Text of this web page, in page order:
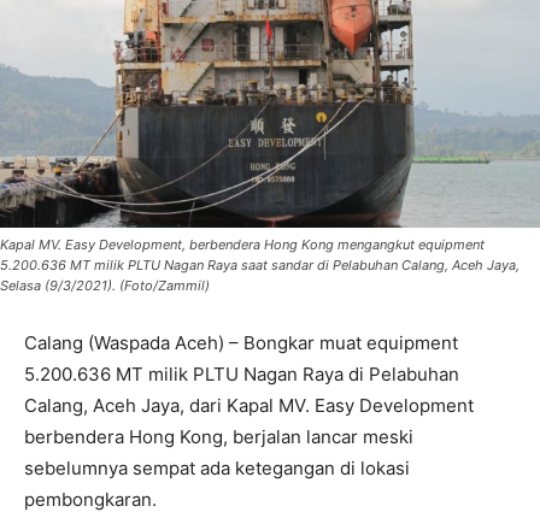
Kapal MV. Easy Development, berbendera Hong Kong mengangkut equipment
5.200.636 MT milik PLTU Nagan Raya saat sandar di Pelabuhan Calang, Aceh Jaya,
Selasa (9/3/2021). (Foto/Zammil)
Calang (Waspada Aceh) – Bongkar muat equipment
5.200.636 MT milik PLTU Nagan Raya di Pelabuhan
Calang, Aceh Jaya, dari Kapal MV. Easy Development
berbendera Hong Kong, berjalan lancar meski
sebelumnya sempat ada ketegangan di lokasi
pembongkaran.